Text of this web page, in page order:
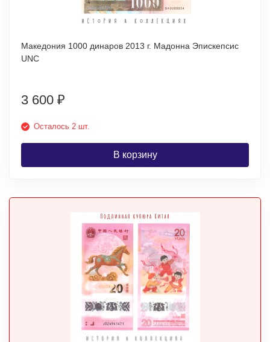
Македония 1000 динаров 2013 г. Мадонна Эпискепсис
UNC
3 600 ₽
Осталось 2 шт.
В корзину